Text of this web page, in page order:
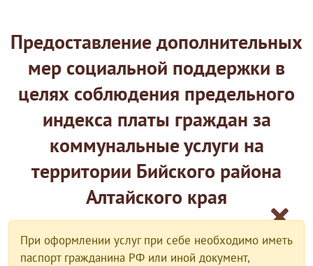
Предоставление дополнительных
мер социальной поддержки в
целях соблюдения предельного
индекса платы граждан за
коммунальные услуги на
территории Бийского района
Алтайского края
При оформлении услуг при себе необходимо иметь
паспорт гражданина РФ или иной документ,